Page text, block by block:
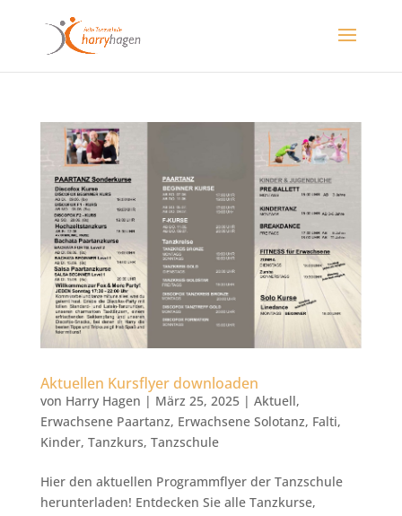
Aktuellen Kursflyer downloaden
von Harry Hagen | März 25, 2025| Aktuell,
Erwachsene Paartanz, Erwachsene Solotanz, Falti,
Kinder, Tanzkurs, Tanzschule
Hier den aktuellen Programmflyer der Tanzschule
herunterladen! Entdecken Sie alle Tanzkurse,